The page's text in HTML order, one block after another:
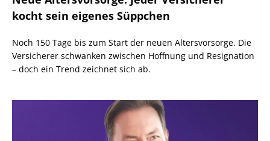
kocht sein eigenes Süppchen
Noch 150 Tage bis zum Start der neuen Altersvorsorge. Die
Versicherer schwanken zwischen Hoffnung und Resignation
– doch ein Trend zeichnet sich ab.